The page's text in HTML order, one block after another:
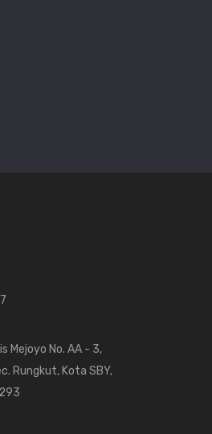
Mejoyo No. AA - 3,
Rungkut, Kota SBY,